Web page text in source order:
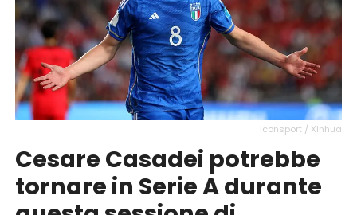
iconsport / Xinhua
Cesare Casadei potrebbe
tornare in Serie A durante